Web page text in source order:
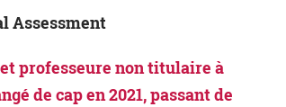
Assessment
professeure non titulaire à
de cap en 2021, passant de